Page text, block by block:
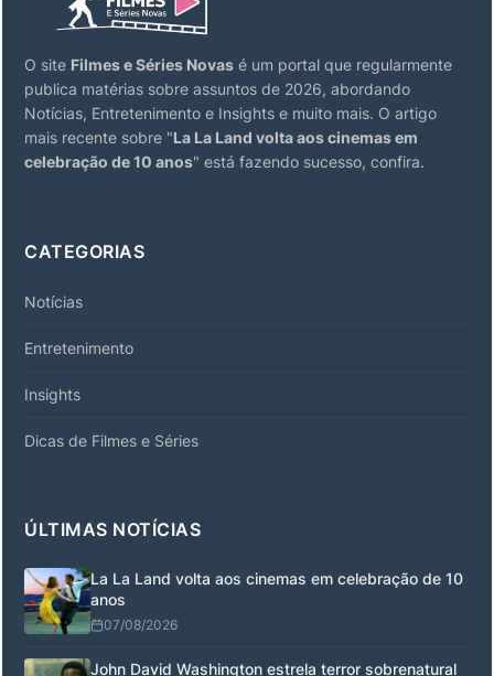
O site Filmes e Séries Novas é um portal que regularmente
publica matérias sobre assuntos de 2026, abordando
Notícias, Entretenimento e Insights e muito mais. O artigo
mais recente sobre "La La Land volta aos cinemas em
celebração de 10 anos" está fazendo sucesso, confira.
CATEGORIAS
Notícias
Entretenimento
Insights
Dicas de Filmes e Séries
ÚLTIMAS NOTÍCIAS
La La Land volta aos cinemas em celebração de 10
anos
07/08/2026
John David Washington estrela terror sobrenatural